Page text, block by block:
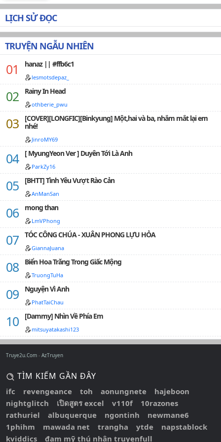
người thông cảm. :'( Tại mình không hay lên máy tính
cho lắm, với thấy nhìn fanpage trên facebook cũng
ngừng hoạt động nên không còn nguồn truyện để
xem. Có nhiều truyện là series dài nhưng mình lười
dịch theo từng phần vì do dùng điện thoại không
được tiện, mọi người thông cảm.…
LỊCH SỬ ĐỌC
TRUYỆN NGẪU NHIÊN
hanaz || #ffb6c1
lesmotsdepaz_
Rainy In Head
othberie_pwu
[COVER][LONGFIC][Binkyung] Một,hai và ba, nhắm mắt lại em
nhé!
JinroMY69
[ MyungYeon Ver ] Duyên Tới Là Anh
ParkZy16
[BHTT] Tình Yêu Vượt Rào Cản
AnManSan
mong than
LmVPhong
TÓC CÔNG CHÚA - XUÂN PHONG LỰU HỎA
GiannaJuana
Biển Hoa Trăng Trong Giấc Mộng
TruongTuHa
Nguyện Vì Anh
PhatTaiChau
[Dammy] Nhìn Về Phía Em
mitsuyatakashi123
Truye2u.Com AzTruyen
TÌM KIẾM GẦN ĐÂY
ifc revengeance toh aonungnete
hajeboon
nightglitch
เปิดสูตร excel v110f
10razones
rathuriel
albuquerque ngontinh
newmane6
1phihm
mawada net trangha ytde
napstablock
kviddics
đam mỹ thú nhân truyenfull